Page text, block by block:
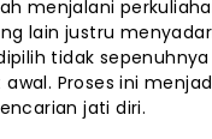
menjalani
lain justru
tidak sepenuhnya
Proses ini
jati diri.